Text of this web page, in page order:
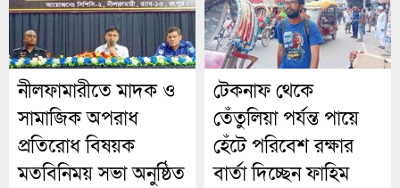
নীলফামারীতে মাদক ও
সামাজিক অপরাধ
প্রতিরোধ বিষয়ক
মতবিনিময় সভা অনুষ্ঠিত
টেকনাফ থেকে
তেঁতুলিয়া পর্যন্ত পায়ে
হেঁটে পরিবেশ রক্ষার
বার্তা দিচ্ছেন ফাহিম